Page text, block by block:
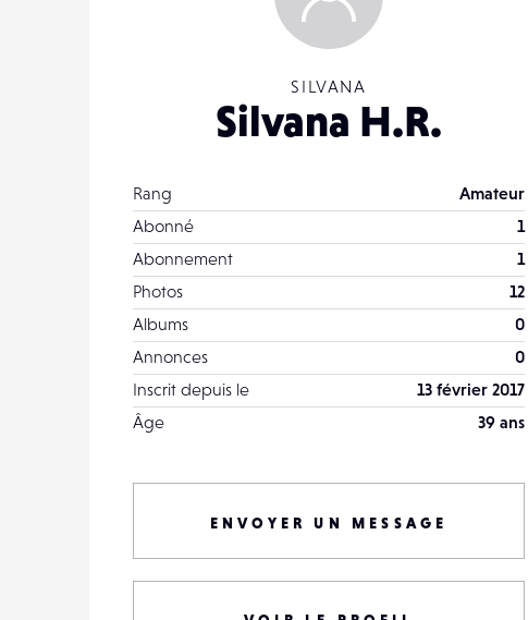
SILVANA
Silvana H.R.
Rang
Amateur
Abonné
1
Abonnement
1
Photos
12
Albums
0
Annonces
0
Inscrit depuis le
13 février 2017
Âge
39 ans
ENVOYER UN MESSAGE